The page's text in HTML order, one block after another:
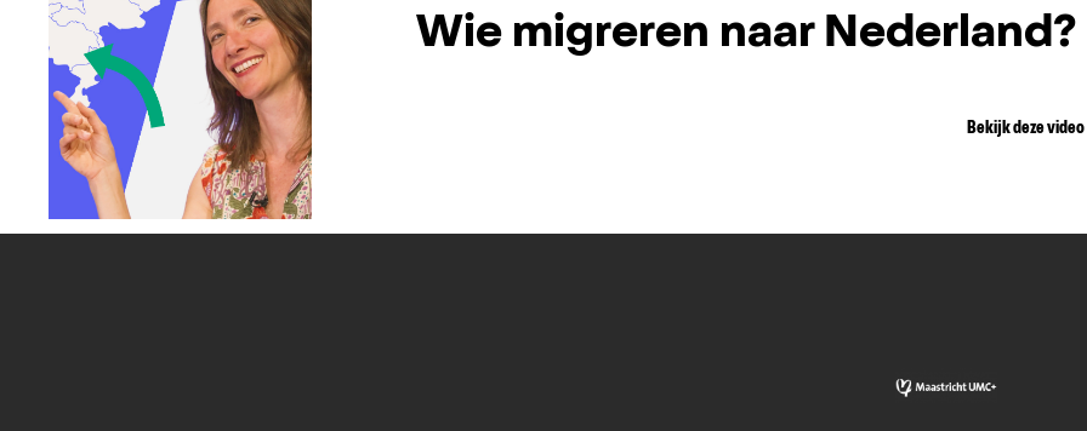
Wie migreren naar Nederland?
Bekijk deze video